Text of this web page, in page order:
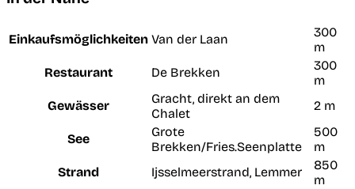
Einkaufsmöglichkeiten Van der Laan
300
m
Restaurant
De Brekken
300
m
Gewässer
Gracht, direkt an dem
Chalet
2 m
See
Grote
Brekken/Fries.Seenplatte
500
m
Strand
Ijsselmeerstrand, Lemmer
850
m